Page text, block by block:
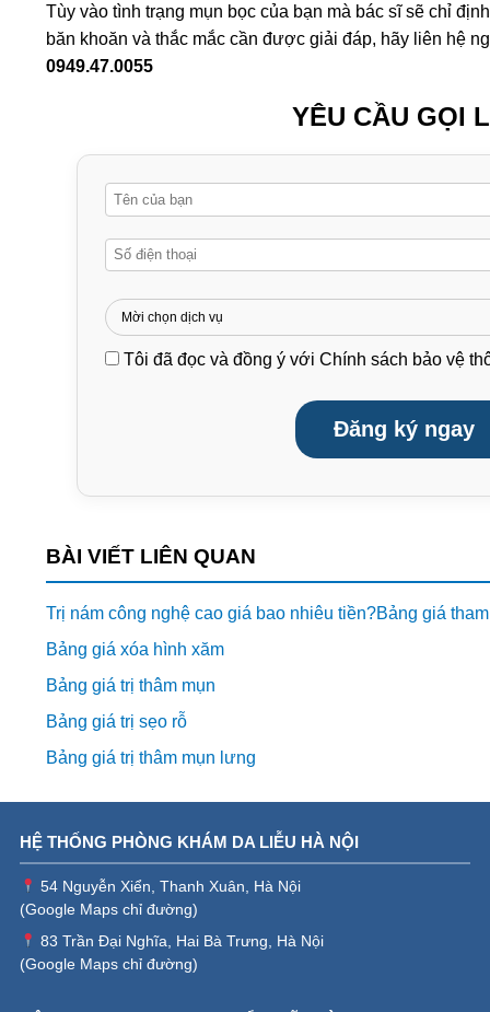
Tùy vào tình trạng mụn bọc của bạn mà bác sĩ sẽ chỉ
băn khoăn và thắc mắc cần được giải đáp, hãy liên hệ
0949.47.0055
YÊU CẦU GỌI
Tôi đã đọc và đồng ý với Chính sách bảo vệ
Đăng ký ngay
BÀI VIẾT LIÊN QUAN
Trị nám công nghệ cao giá bao nhiêu tiền?Bảng giá
Bảng giá xóa hình xăm
Bảng giá trị thâm mụn
Bảng giá trị sẹo rỗ
Bảng giá trị thâm mụn lưng
HỆ THỐNG PHÒNG KHÁM DA LIỄU HÀ NỘI
54 Nguyễn Xiển, Thanh Xuân, Hà Nội
(Google Maps chỉ đường)
83 Trần Đại Nghĩa, Hai Bà Trưng, Hà Nội
(Google Maps chỉ đường)